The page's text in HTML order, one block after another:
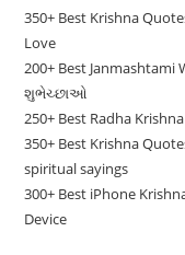
350+ Best Krishna
Love
200+ Best Janmashtami
શુભેચ્છાઓ
250+ Best Radha
350+ Best Krishna
spiritual sayings
300+ Best iPhone
Device